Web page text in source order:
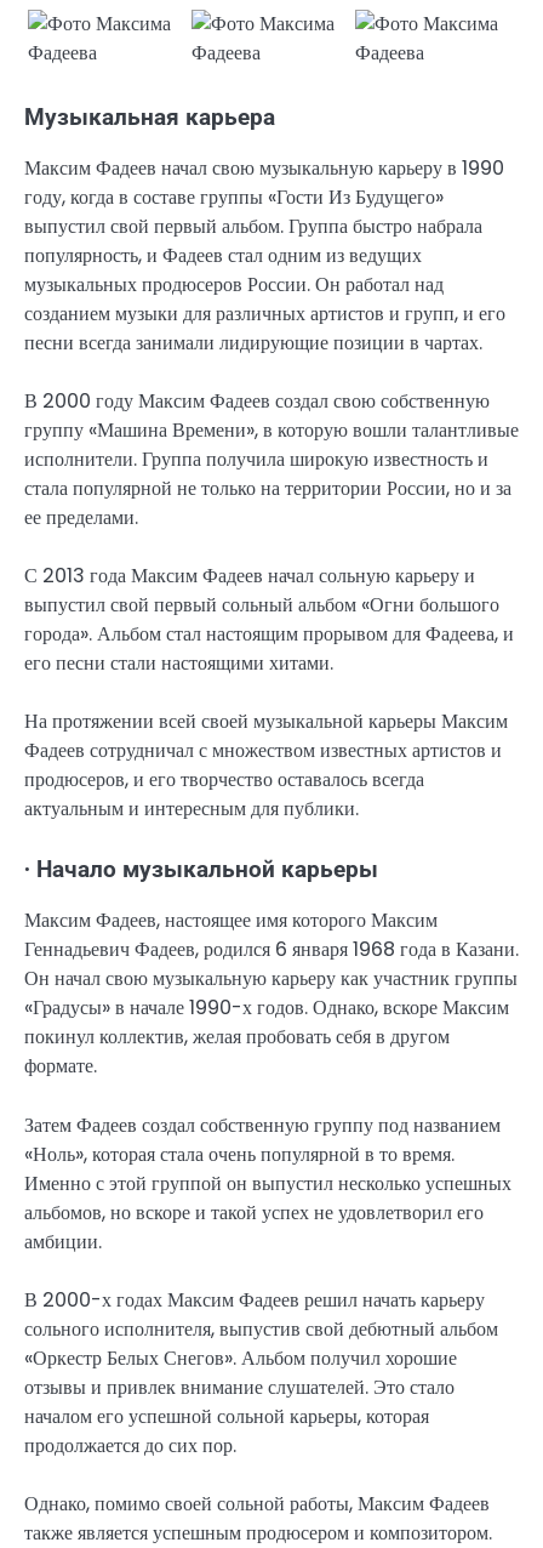
Музыкальная карьера
Максим Фадеев начал свою музыкальную карьеру в 1990
году, когда в составе группы «Гости Из Будущего»
выпустил свой первый альбом. Группа быстро набрала
популярность, и Фадеев стал одним из ведущих
музыкальных продюсеров России. Он работал над
созданием музыки для различных артистов и групп, и его
песни всегда занимали лидирующие позиции в чартах.
В 2000 году Максим Фадеев создал свою собственную
группу «Машина Времени», в которую вошли талантливые
исполнители. Группа получила широкую известность и
стала популярной не только на территории России, но и за
ее пределами.
С 2013 года Максим Фадеев начал сольную карьеру и
выпустил свой первый сольный альбом «Огни большого
города». Альбом стал настоящим прорывом для Фадеева, и
его песни стали настоящими хитами.
На протяжении всей своей музыкальной карьеры Максим
Фадеев сотрудничал с множеством известных артистов и
продюсеров, и его творчество оставалось всегда
актуальным и интересным для публики.
∙ Начало музыкальной карьеры
Максим Фадеев, настоящее имя которого Максим
Геннадьевич Фадеев, родился 6 января 1968 года в Казани.
Он начал свою музыкальную карьеру как участник группы
«Градусы» в начале 1990-х годов. Однако, вскоре Максим
покинул коллектив, желая пробовать себя в другом
формате.
Затем Фадеев создал собственную группу под названием
«Ноль», которая стала очень популярной в то время.
Именно с этой группой он выпустил несколько успешных
альбомов, но вскоре и такой успех не удовлетворил его
амбиции.
В 2000-х годах Максим Фадеев решил начать карьеру
сольного исполнителя, выпустив свой дебютный альбом
«Оркестр Белых Снегов». Альбом получил хорошие
отзывы и привлек внимание слушателей. Это стало
началом его успешной сольной карьеры, которая
продолжается до сих пор.
Однако, помимо своей сольной работы, Максим Фадеев
также является успешным продюсером и композитором.